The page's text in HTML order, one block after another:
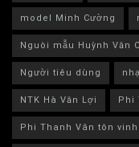
model Minh Cường
Nguòi mẫu Huỳnh Văn
Người tiêu dùng
NTK Hà Văn Lợi
Phi
Phi Thanh Vân tôn